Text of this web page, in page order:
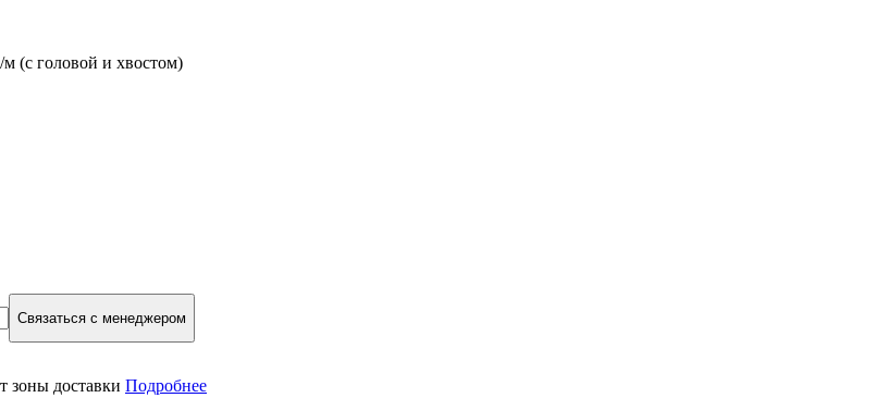
м (с головой и хвостом)
Cвязаться с менеджером
зоны доставки Подробнее